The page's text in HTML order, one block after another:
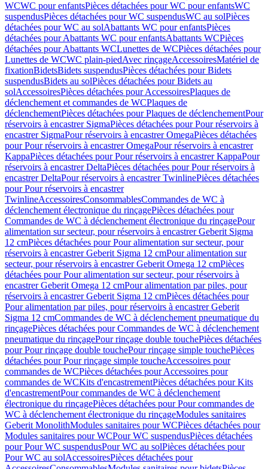
WCWC pour enfantsPièces détachées pour WC pour enfantsWC
suspendusPièces détachées pour WC suspendusWC au solPièces
détachées pour WC au solAbattants WC pour enfantsPièces
détachées pour Abattants WC pour enfantsAbattants WCPièces
détachées pour Abattants WCLunettes de WCPièces détachées pour
Lunettes de WCWC plain-piedAvec rinçageAccessoiresMatériel de
fixationBidetsBidets suspendusPièces détachées pour Bidets
suspendusBidets au solPièces détachées pour Bidets au
solAccessoiresPièces détachées pour AccessoiresPlaques de
déclenchement et commandes de WCPlaques de
déclenchementPièces détachées pour Plaques de déclenchementPour
réservoirs à encastrer SigmaPièces détachées pour Pour réservoirs à
encastrer SigmaPour réservoirs à encastrer OmegaPièces détachées
pour Pour réservoirs à encastrer OmegaPour réservoirs à encastrer
KappaPièces détachées pour Pour réservoirs à encastrer KappaPour
réservoirs à encastrer DeltaPièces détachées pour Pour réservoirs à
encastrer DeltaPour réservoirs à encastrer TwinlinePièces détachées
pour Pour réservoirs à encastrer
TwinlineAccessoiresConsommablesCommandes de WC à
déclenchement électronique du rinçagePièces détachées pour
Commandes de WC à déclenchement électronique du rinçagePour
alimentation sur secteur, pour réservoirs à encastrer Geberit Sigma
12 cmPièces détachées pour Pour alimentation sur secteur, pour
réservoirs à encastrer Geberit Sigma 12 cmPour alimentation sur
secteur, pour réservoirs à encastrer Geberit Omega 12 cmPièces
détachées pour Pour alimentation sur secteur, pour réservoirs à
encastrer Geberit Omega 12 cmPour alimentation par piles, pour
réservoirs à encastrer Geberit Sigma 12 cmPièces détachées pour
Pour alimentation par piles, pour réservoirs à encastrer Geberit
Sigma 12 cmCommandes de WC à déclenchement pneumatique du
rinçagePièces détachées pour Commandes de WC à déclenchement
pneumatique du rinçagePour rinçage double touchePièces détachées
pour Pour rinçage double touchePour rinçage simple touchePièces
détachées pour Pour rinçage simple toucheAccessoires pour
commandes de WCPièces détachées pour Accessoires pour
commandes de WCKits d'encastrementPièces détachées pour Kits
d'encastrementPour commandes de WC à déclenchement
électronique du rinçagePièces détachées pour Pour commandes de
WC à déclenchement électronique du rinçageModules sanitaires
Geberit MonolithModules sanitaires pour WCPièces détachées pour
Modules sanitaires pour WCPour WC suspendusPièces détachées
pour Pour WC suspendusPour WC au solPièces détachées pour
Pour WC au solAccessoiresPièces détachées pour